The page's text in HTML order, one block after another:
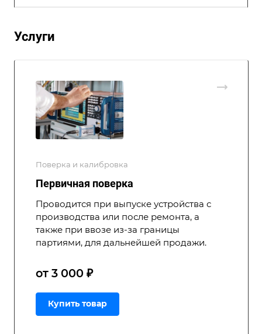
Услуги
Поверка и калибровка
Первичная поверка
Проводится при выпуске устройства с
производства или после ремонта, а
также при ввозе из-за границы
партиями, для дальнейшей продажи.
от 3 000 ₽
Купить товар